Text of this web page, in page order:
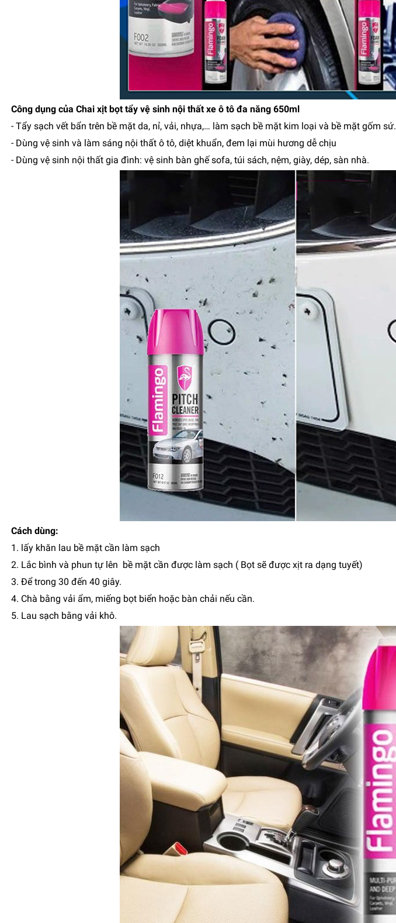
Công dụng của Chai xịt bọt tẩy vệ sinh nội thất xe ô tô đa năng 650ml
- Tẩy sạch vết bẩn trên bề mặt da, nỉ, vải, nhựa,… làm sạch bề mặt kim loại và bề mặt gốm sứ.
- Dùng vệ sinh và làm sáng nội thất ô tô, diệt khuẩn, đem lại mùi hương dễ chịu
- Dùng vệ sinh nội thất gia đình: vệ sinh bàn ghế sofa, túi sách, nệm, giày, dép, sàn nhà.
Cách dùng:
1. lấy khăn lau bề mặt cần làm sạch
2. Lắc bình và phun tự lên bề mặt cần được làm sạch ( Bọt sẽ được xịt ra dạng tuyết)
3. Để trong 30 đến 40 giây.
4. Chà bằng vải ẩm, miếng bọt biển hoặc bàn chải nếu cần.
5. Lau sạch bằng vải khô.